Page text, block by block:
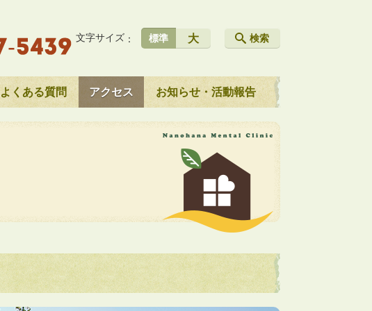
よくある質問 アクセス お知らせ・活動報告
検索
文字サイズ 標準 大